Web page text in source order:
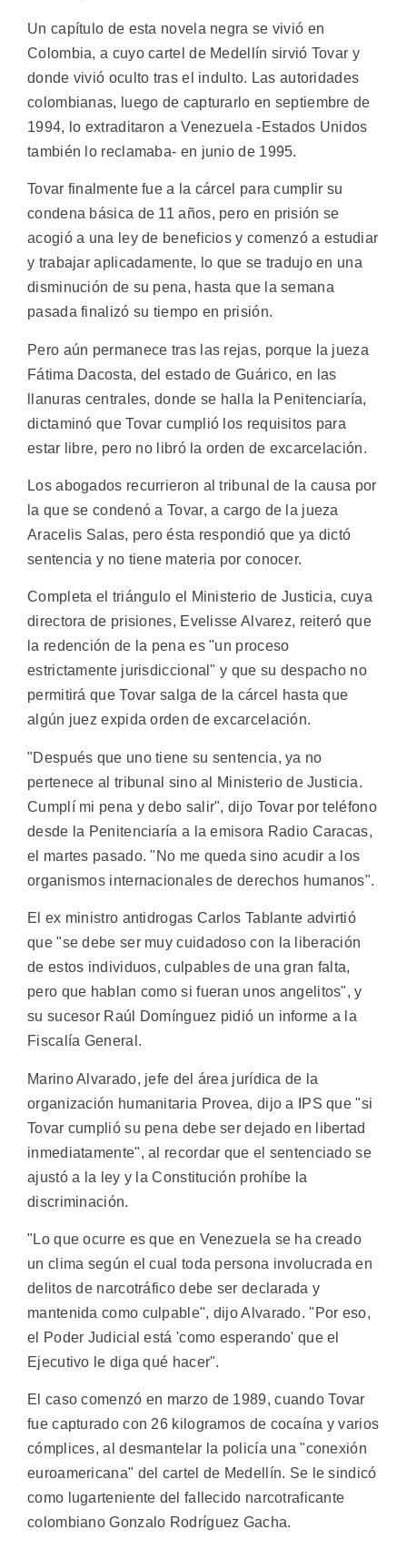
Un capítulo de esta novela negra se vivió en
Colombia, a cuyo cartel de Medellín sirvió Tovar y
donde vivió oculto tras el indulto. Las autoridades
colombianas, luego de capturarlo en septiembre de
1994, lo extraditaron a Venezuela -Estados Unidos
también lo reclamaba- en junio de 1995.
Tovar finalmente fue a la cárcel para cumplir su
condena básica de 11 años, pero en prisión se
acogió a una ley de beneficios y comenzó a estudiar
y trabajar aplicadamente, lo que se tradujo en una
disminución de su pena, hasta que la semana
pasada finalizó su tiempo en prisión.
Pero aún permanece tras las rejas, porque la jueza
Fátima Dacosta, del estado de Guárico, en las
llanuras centrales, donde se halla la Penitenciaría,
dictaminó que Tovar cumplió los requisitos para
estar libre, pero no libró la orden de excarcelación.
Los abogados recurrieron al tribunal de la causa por
la que se condenó a Tovar, a cargo de la jueza
Aracelis Salas, pero ésta respondió que ya dictó
sentencia y no tiene materia por conocer.
Completa el triángulo el Ministerio de Justicia, cuya
directora de prisiones, Evelisse Alvarez, reiteró que
la redención de la pena es "un proceso
estrictamente jurisdiccional" y que su despacho no
permitirá que Tovar salga de la cárcel hasta que
algún juez expida orden de excarcelación.
"Después que uno tiene su sentencia, ya no
pertenece al tribunal sino al Ministerio de Justicia.
Cumplí mi pena y debo salir", dijo Tovar por teléfono
desde la Penitenciaría a la emisora Radio Caracas,
el martes pasado. "No me queda sino acudir a los
organismos internacionales de derechos humanos".
El ex ministro antidrogas Carlos Tablante advirtió
que "se debe ser muy cuidadoso con la liberación
de estos individuos, culpables de una gran falta,
pero que hablan como si fueran unos angelitos", y
su sucesor Raúl Domínguez pidió un informe a la
Fiscalía General.
Marino Alvarado, jefe del área jurídica de la
organización humanitaria Provea, dijo a IPS que "si
Tovar cumplió su pena debe ser dejado en libertad
inmediatamente", al recordar que el sentenciado se
ajustó a la ley y la Constitución prohíbe la
discriminación.
"Lo que ocurre es que en Venezuela se ha creado
un clima según el cual toda persona involucrada en
delitos de narcotráfico debe ser declarada y
mantenida como culpable", dijo Alvarado. "Por eso,
el Poder Judicial está 'como esperando' que el
Ejecutivo le diga qué hacer".
El caso comenzó en marzo de 1989, cuando Tovar
fue capturado con 26 kilogramos de cocaína y varios
cómplices, al desmantelar la policía una "conexión
euroamericana" del cartel de Medellín. Se le sindicó
como lugarteniente del fallecido narcotraficante
colombiano Gonzalo Rodríguez Gacha.